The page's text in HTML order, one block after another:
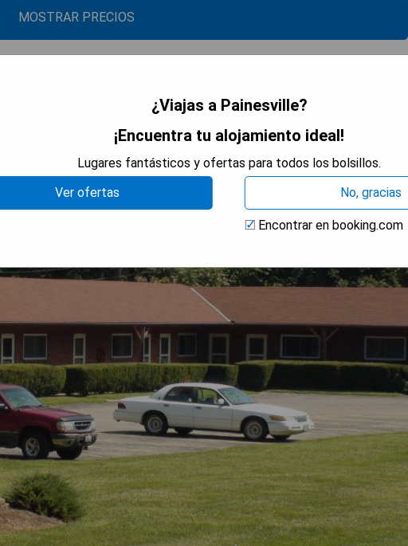
MOSTRAR PRECIOS
¿Viajas a Painesville?
¡Encuentra tu alojamiento ideal!
Lugares fantásticos y ofertas para todos los bolsillos.
Ver ofertas
No, gracias
Encontrar en booking.com